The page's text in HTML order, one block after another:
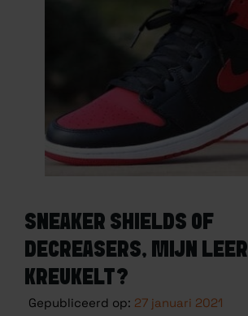
SNEAKER SHIELDS OF
DECREASERS, MIJN LEER
KREUKELT?
Gepubliceerd op: 27 januari 2021